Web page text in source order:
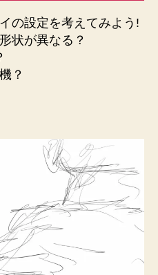
の設定を考えてみよう!
状が異なる？
？